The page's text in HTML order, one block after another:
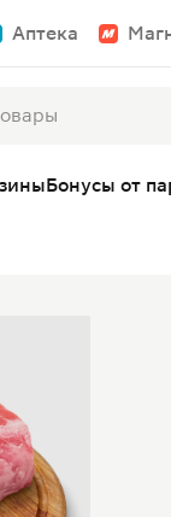
Аптека
Бонусы от